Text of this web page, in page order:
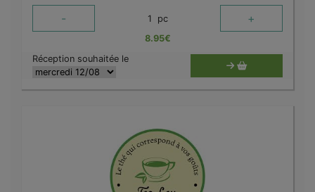
- 1 pc +
8.95€
Réception souhaitée le